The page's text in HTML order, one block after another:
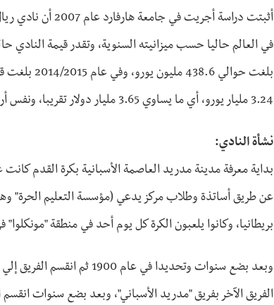
أثبتت دراسة
3.24 مليار يورو، أي ما يساوي 3.65 مليار دولار تقريبا، ونفس أرباح الموسم الماضي.
نشأة النادي:
عن طريق أساتذة وطلاب مركز يدعي (مؤسسة التعليم الحرة"
بريطانيا، وكانوا يلعبون الكرة كل يوم أحد في منطقة
وبعد بضع سنوات وتحديدا